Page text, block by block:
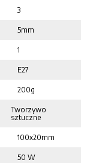
3
5mm
1
E27
200g
Tworzywo
sztuczne
100x20mm
50 W